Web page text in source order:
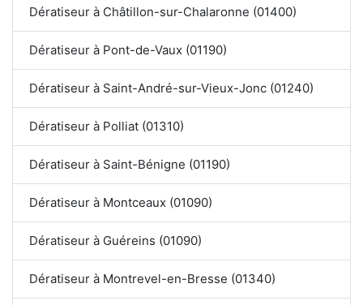
Dératiseur à Châtillon-sur-Chalaronne (01400)
Dératiseur à Pont-de-Vaux (01190)
Dératiseur à Saint-André-sur-Vieux-Jonc (01240)
Dératiseur à Polliat (01310)
Dératiseur à Saint-Bénigne (01190)
Dératiseur à Montceaux (01090)
Dératiseur à Guéreins (01090)
Dératiseur à Montrevel-en-Bresse (01340)